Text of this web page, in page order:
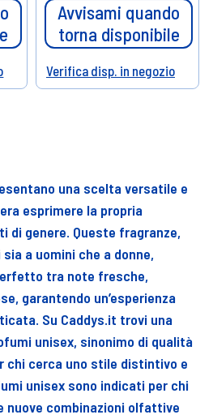
Avvisami quando
torna disponibile
Help
Verifica disp. in negozio
una scelta versatile e
esprimere la propria
di genere. Queste fragranze,
a uomini che a donne,
tra note fresche,
garantendo un’esperienza
Su Caddys.it trovi una
unisex, sinonimo di qualità
chi cerca uno stile distintivo e
unisex sono indicati per chi
nuove combinazioni olfattive